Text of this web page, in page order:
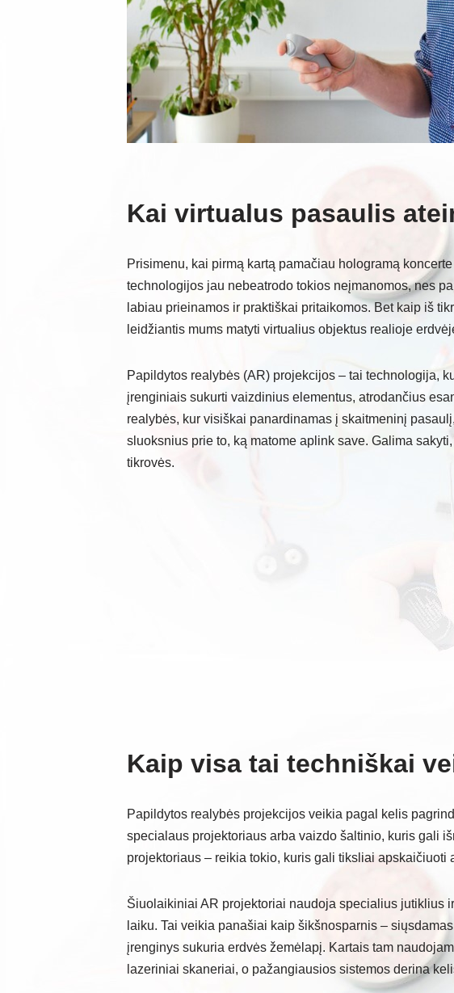
Kai virtualus pasaulis
Prisimenu, kai pirmą kartą pamačiau hologramą
technologijos jau nebeatrodo tokios neįmanomos, nes
labiau prieinamos ir praktiškai pritaikomos. Bet kaip iš
leidžiantis mums matyti virtualius objektus realioje
Papildytos realybės (AR) projekcijos – tai technologija,
įrenginiais sukurti vaizdinius elementus, atrodančius
realybės, kur visiškai panardinamas į skaitmeninį
sluoksnius prie to, ką matome aplink save. Galima
tikrovės.
Kaip visa tai techniškai
Papildytos realybės projekcijos veikia pagal kelis
specialaus projektoriaus arba vaizdo šaltinio, kuris gali
projektoriaus – reikia tokio, kuris gali tiksliai apskaičiuoti
Šiuolaikiniai AR projektoriai naudoja specialius jutiklius
laiku. Tai veikia panašiai kaip šikšnosparnis –
įrenginys sukuria erdvės žemėlapį. Kartais tam
lazeriniai skaneriai, o pažangiausios sistemos derina